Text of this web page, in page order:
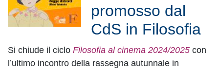
promosso dal
CdS in Filosofia
Si chiude il ciclo Filosofia al cinema 2024/2025 con
l’ultimo incontro della rassegna autunnale in